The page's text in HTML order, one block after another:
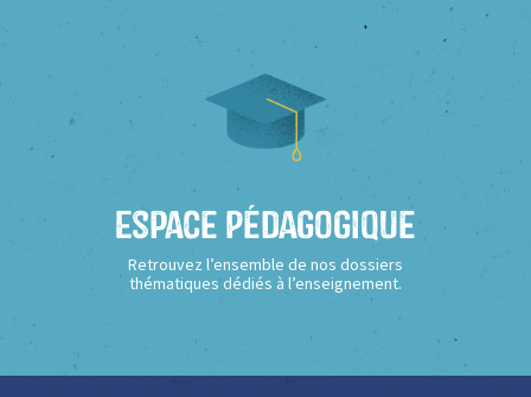
Espace Pédagogique
Retrouvez l’ensemble de nos dossiers
thématiques dédiés à l’enseignement.